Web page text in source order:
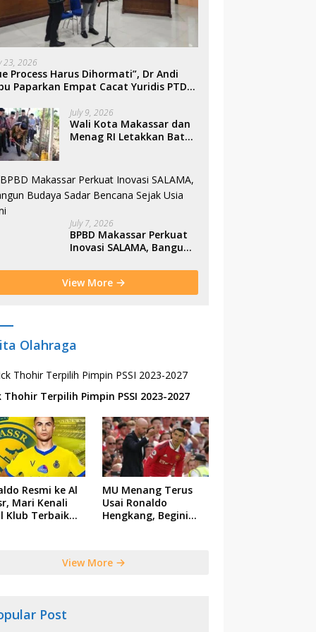
23, 2026
Process Harus Dihormati”, Dr Andi
Paparkan Empat Cacat Yuridis PTDH
July 9, 2026
Wali Kota Makassar dan
Menag RI Letakkan Batu
BTP
July 7, 2026
BPBD Makassar Perkuat
Inovasi SALAMA, Bangun
Sejak Usia Dini
View More
Olahraga
Thohir Terpilih Pimpin PSSI 2023-2027
Resmi ke Al
Mari Kenali
Klub Terbaik
MU Menang Terus
Usai Ronaldo
Hengkang, Begini
View More
Post